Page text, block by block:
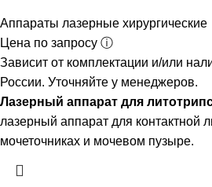
Аппараты лазерные хирургические
Цена по запросу ⓘ
Зависит от комплектации и/или
России. Уточняйте у менеджеров.
Лазерный аппарат для
лазерный аппарат для контактной
мочеточниках и мочевом пузыре.